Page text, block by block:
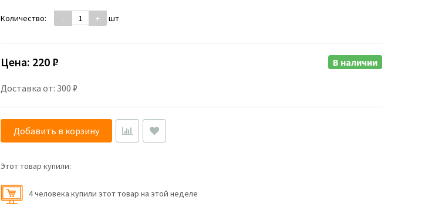
Количество: - + шт
Цена: 220 ₽
Доставка от: 300 ₽
В наличии
Добавить в корзину
Этот товар купили:
4 человекa купили этот товар на этой неделе